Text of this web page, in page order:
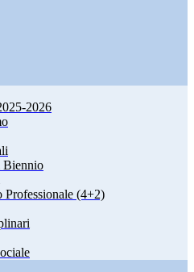
2026
Biennio
(4+2)